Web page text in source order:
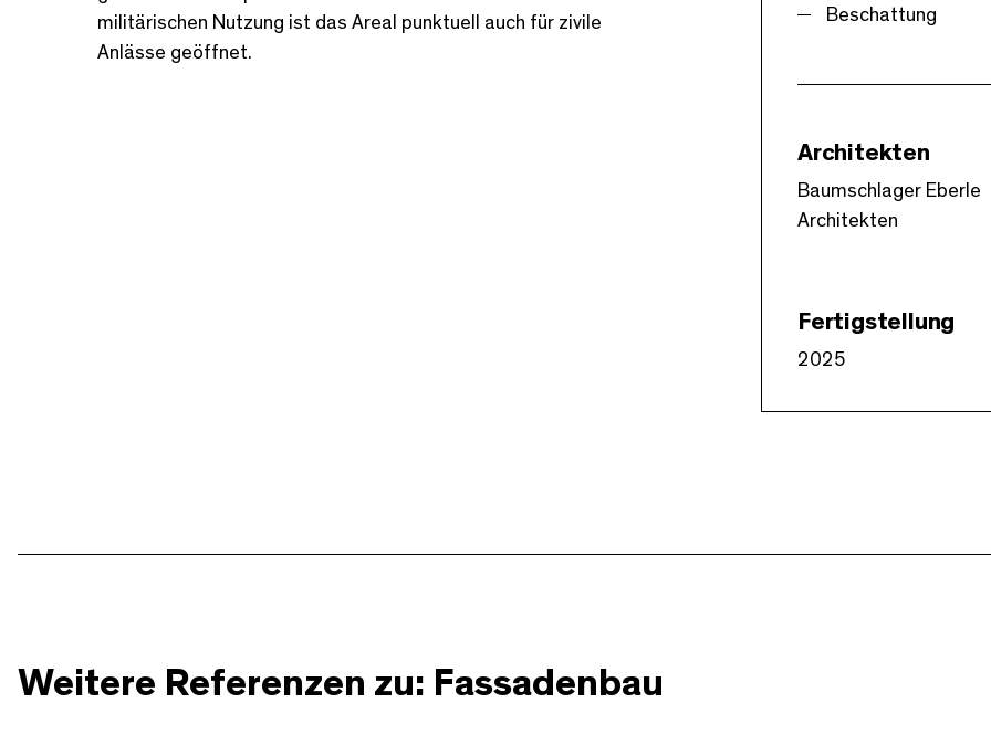
militärischen Nutzung ist das Areal punktuell auch für zivile
Anlässe geöffnet.
Beschattung
Architekten
Baumschlager Eberle
Architekten
Fertigstellung
2025
Weitere Referenzen zu: Fassadenbau